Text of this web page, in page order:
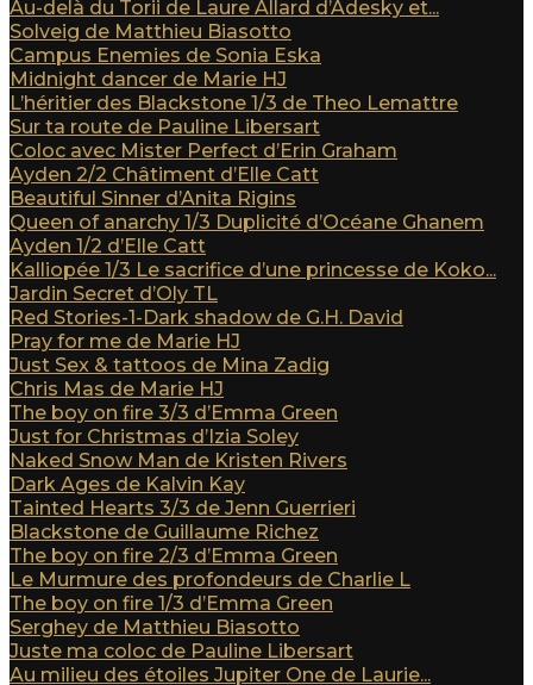
Au-delà du Torii de Laure Allard d’Adesky et...
Solveig de Matthieu Biasotto
Campus Enemies de Sonia Eska
Midnight dancer de Marie HJ
L’héritier des Blackstone 1/3 de Theo Lemattre
Sur ta route de Pauline Libersart
Coloc avec Mister Perfect d’Erin Graham
Ayden 2/2 Châtiment d’Elle Catt
Beautiful Sinner d’Anita Rigins
Queen of anarchy 1/3 Duplicité d’Océane Ghanem
Ayden 1/2 d’Elle Catt
Kalliopée 1/3 Le sacrifice d’une princesse de Koko...
Jardin Secret d’Oly TL
Red Stories-1-Dark shadow de G.H. David
Pray for me de Marie HJ
Just Sex & tattoos de Mina Zadig
Chris Mas de Marie HJ
The boy on fire 3/3 d’Emma Green
Just for Christmas d’Izia Soley
Naked Snow Man de Kristen Rivers
Dark Ages de Kalvin Kay
Tainted Hearts 3/3 de Jenn Guerrieri
Blackstone de Guillaume Richez
The boy on fire 2/3 d’Emma Green
Le Murmure des profondeurs de Charlie L
The boy on fire 1/3 d’Emma Green
Serghey de Matthieu Biasotto
Juste ma coloc de Pauline Libersart
Au milieu des étoiles Jupiter One de Laurie...